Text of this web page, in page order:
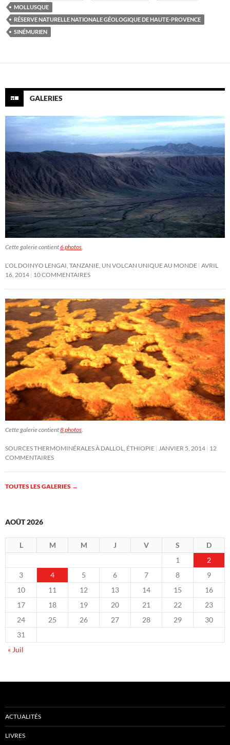
MOLLUSQUE
RÉSERVE NATURELLE NATIONALE GÉOLOGIQUE DE HAUTE-PROVENCE
SINÉMURIEN
GALERIES
Cette galerie contient6 photos
L’OL DOINYO LENGAI, TANZANIE, UN VOLCAN UNIQUE AU MONDE AVRIL
16, 2014 10 COMMENTAIRES
Cette galerie contient8 photos
SOURCES THERMOMINÉRALES À DALLOL, ÉTHIOPIE JANVIER 5, 2014 12
COMMENTAIRES
TOUTES LES GALERIES →
AOÛT 2026
L M M J V S
D
1
2
3
4 5 6 7 8
9
10
11 12 13 14 15
16
17
18 19 20 21 22
23
24
25 26 27 28 29
30
31
« Juil
ACTUALITÉS
LIVRES